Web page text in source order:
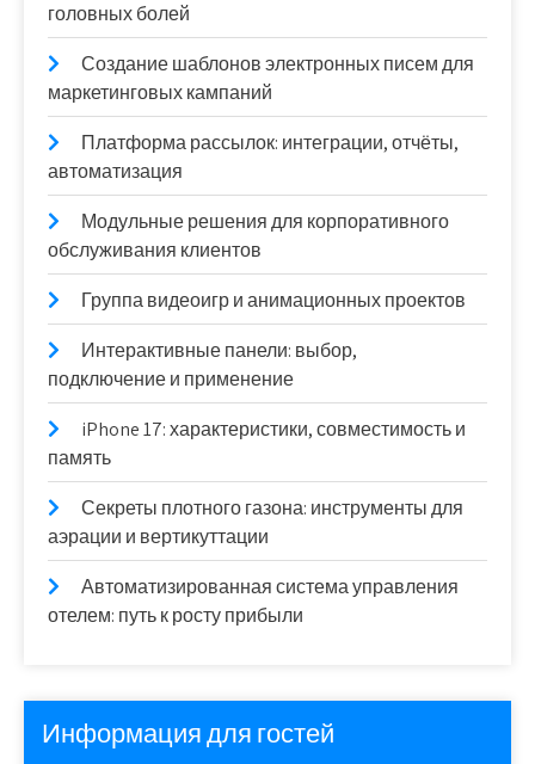
головных болей
Создание шаблонов электронных писем для
маркетинговых кампаний
Платформа рассылок: интеграции, отчёты,
автоматизация
Модульные решения для корпоративного
обслуживания клиентов
Группа видеоигр и анимационных проектов
Интерактивные панели: выбор,
подключение и применение
iPhone 17: характеристики, совместимость и
память
Секреты плотного газона: инструменты для
аэрации и вертикуттации
Автоматизированная система управления
отелем: путь к росту прибыли
Информация для гостей